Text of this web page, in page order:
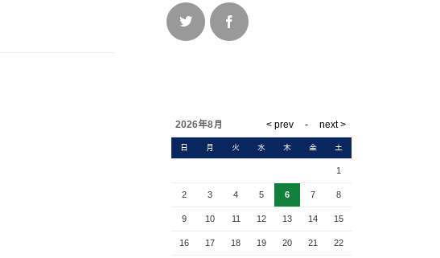
2026年8月
日 月 火 水 木 金 土
1
2 3 4 5 6 7 8
9 10 11 12 13 14 15
16 17 18 19 20 21 22